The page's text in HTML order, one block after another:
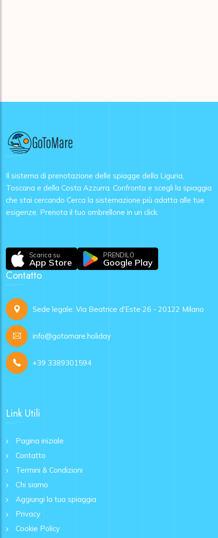
Il sistema di prenotazione delle spiagge della Liguria,
Toscana e della Costa Azzurra. Confronta e scegli la spiaggia
che stai cercando Cerca la sistemazione più adatta alle tue
esigenze. Prenota il tuo ombrellone in un click.
Scarica su
App Store
PRENDILO
Google Play
Contatto
Sede legale: Via Beatrice d'Este 26 - 20122 Milano
info@gotomare.holiday
+39 3389301594
Link Utili
Pagina iniziale
Contatto
Termini & Condizioni
Chi siamo
Aggiungi la tua spiaggia
Privacy
Cookie Policy